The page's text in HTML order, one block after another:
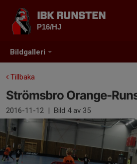
Bildgalleri
IBK RUNSTEN
P16/HJ
Tillbaka
Strömsbro Orange-
2016-11-12 | Bild 4av 35